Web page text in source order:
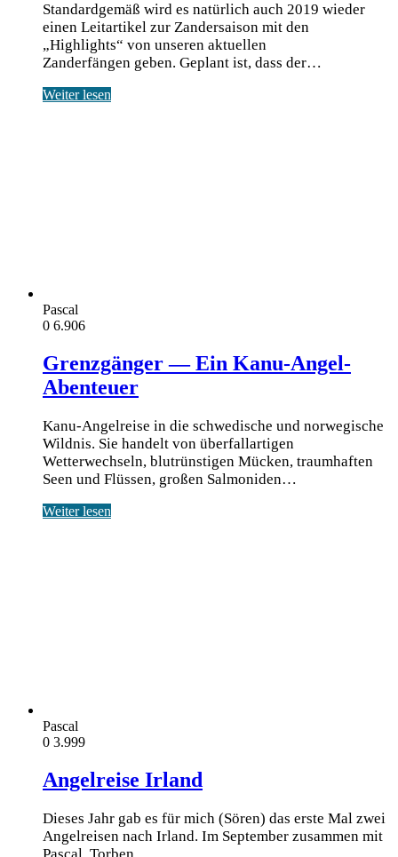
Standardgemäß wird es natürlich auch 2019 wieder
einen Leitartikel zur Zandersaison mit den
„Highlights“ von unseren aktuellen
Zanderfängen geben. Geplant ist, dass der…
Weiter lesen
Pascal
0 6.906
Grenzgänger — Ein Kanu-Angel-
Abenteuer
Kanu-Angelreise in die schwedische und norwegische
Wildnis. Sie handelt von überfallartigen
Wetterwechseln, blutrünstigen Mücken, traumhaften
Seen und Flüssen, großen Salmoniden…
Weiter lesen
Pascal
0 3.999
Angelreise Irland
Dieses Jahr gab es für mich (Sören) das erste Mal zwei
Angelreisen nach Irland. Im September zusammen mit